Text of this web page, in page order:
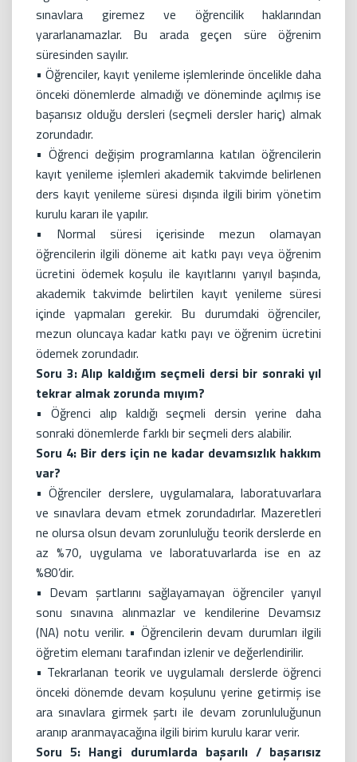
sınavlara giremez ve öğrencilik haklarından
yararlanamazlar. Bu arada geçen süre öğrenim
süresinden sayılır.
• Öğrenciler, kayıt yenileme işlemlerinde öncelikle daha
önceki dönemlerde almadığı ve döneminde açılmış ise
başarısız olduğu dersleri (seçmeli dersler hariç) almak
zorundadır.
• Öğrenci değişim programlarına katılan öğrencilerin
kayıt yenileme işlemleri akademik takvimde belirlenen
ders kayıt yenileme süresi dışında ilgili birim yönetim
kurulu kararı ile yapılır.
• Normal süresi içerisinde mezun olamayan
öğrencilerin ilgili döneme ait katkı payı veya öğrenim
ücretini ödemek koşulu ile kayıtlarını yarıyıl başında,
akademik takvimde belirtilen kayıt yenileme süresi
içinde yapmaları gerekir. Bu durumdaki öğrenciler,
mezun oluncaya kadar katkı payı ve öğrenim ücretini
ödemek zorundadır.
Soru 3: Alıp kaldığım seçmeli dersi bir sonraki yıl
tekrar almak zorunda mıyım?
• Öğrenci alıp kaldığı seçmeli dersin yerine daha
sonraki dönemlerde farklı bir seçmeli ders alabilir.
Soru 4: Bir ders için ne kadar devamsızlık hakkım
var?
• Öğrenciler derslere, uygulamalara, laboratuvarlara
ve sınavlara devam etmek zorundadırlar. Mazeretleri
ne olursa olsun devam zorunluluğu teorik derslerde en
az %70, uygulama ve laboratuvarlarda ise en az
%80’dir.
• Devam şartlarını sağlayamayan öğrenciler yarıyıl
sonu sınavına alınmazlar ve kendilerine Devamsız
(NA) notu verilir. • Öğrencilerin devam durumları ilgili
öğretim elemanı tarafından izlenir ve değerlendirilir.
• Tekrarlanan teorik ve uygulamalı derslerde öğrenci
önceki dönemde devam koşulunu yerine getirmiş ise
ara sınavlara girmek şartı ile devam zorunluluğunun
aranıp aranmayacağına ilgili birim kurulu karar verir.
Soru 5: Hangi durumlarda başarılı / başarısız